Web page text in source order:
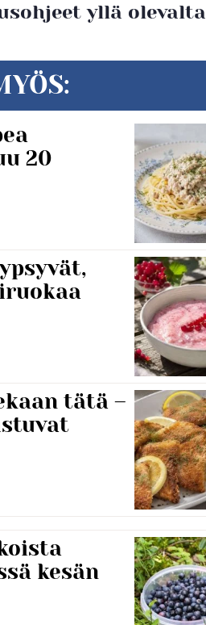
yllä olevalta
20
tätä –
kesän